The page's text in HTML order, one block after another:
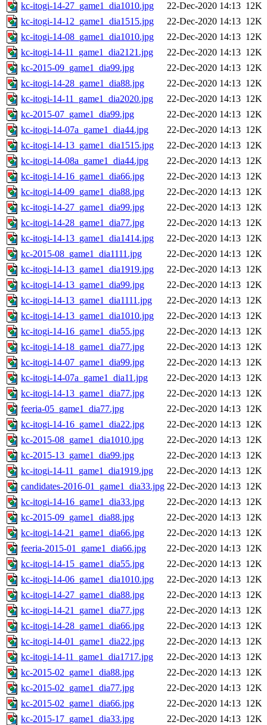
kc-itogi-14-27_game1_dia1010.jpg
22-Dec-2020 14:13 12K
kc-itogi-14-12_game1_dia1515.jpg
22-Dec-2020 14:13 12K
kc-itogi-14-08_game1_dia1010.jpg
22-Dec-2020 14:13 12K
kc-itogi-14-11_game1_dia2121.jpg
22-Dec-2020 14:13 12K
kc-2015-09_game1_dia99.jpg
22-Dec-2020 14:13 12K
kc-itogi-14-28_game1_dia88.jpg
22-Dec-2020 14:13 12K
kc-itogi-14-11_game1_dia2020.jpg
22-Dec-2020 14:13 12K
kc-2015-07_game1_dia99.jpg
22-Dec-2020 14:13 12K
kc-itogi-14-07a_game1_dia44.jpg
22-Dec-2020 14:13 12K
kc-itogi-14-13_game1_dia1515.jpg
22-Dec-2020 14:13 12K
kc-itogi-14-08a_game1_dia44.jpg
22-Dec-2020 14:13 12K
kc-itogi-14-16_game1_dia66.jpg
22-Dec-2020 14:13 12K
kc-itogi-14-09_game1_dia88.jpg
22-Dec-2020 14:13 12K
kc-itogi-14-27_game1_dia99.jpg
22-Dec-2020 14:13 12K
kc-itogi-14-28_game1_dia77.jpg
22-Dec-2020 14:13 12K
kc-itogi-14-13_game1_dia1414.jpg
22-Dec-2020 14:13 12K
kc-2015-08_game1_dia1111.jpg
22-Dec-2020 14:13 12K
kc-itogi-14-13_game1_dia1919.jpg
22-Dec-2020 14:13 12K
kc-itogi-14-13_game1_dia99.jpg
22-Dec-2020 14:13 12K
kc-itogi-14-13_game1_dia1111.jpg
22-Dec-2020 14:13 12K
kc-itogi-14-13_game1_dia1010.jpg
22-Dec-2020 14:13 12K
kc-itogi-14-16_game1_dia55.jpg
22-Dec-2020 14:13 12K
kc-itogi-14-18_game1_dia77.jpg
22-Dec-2020 14:13 12K
kc-itogi-14-07_game1_dia99.jpg
22-Dec-2020 14:13 12K
kc-itogi-14-07a_game1_dia11.jpg
22-Dec-2020 14:13 12K
kc-itogi-14-13_game1_dia77.jpg
22-Dec-2020 14:13 12K
feeria-05_game1_dia77.jpg
22-Dec-2020 14:13 12K
kc-itogi-14-16_game1_dia22.jpg
22-Dec-2020 14:13 12K
kc-2015-08_game1_dia1010.jpg
22-Dec-2020 14:13 12K
kc-2015-13_game1_dia99.jpg
22-Dec-2020 14:13 12K
kc-itogi-14-11_game1_dia1919.jpg
22-Dec-2020 14:13 12K
candidates-2016-01_game1_dia33.jpg 22-Dec-2020 14:13 12K
kc-itogi-14-16_game1_dia33.jpg
22-Dec-2020 14:13 12K
kc-2015-09_game1_dia88.jpg
22-Dec-2020 14:13 12K
kc-itogi-14-21_game1_dia66.jpg
22-Dec-2020 14:13 12K
feeria-2015-01_game1_dia66.jpg
22-Dec-2020 14:13 12K
kc-itogi-14-15_game1_dia55.jpg
22-Dec-2020 14:13 12K
kc-itogi-14-06_game1_dia1010.jpg
22-Dec-2020 14:13 12K
kc-itogi-14-27_game1_dia88.jpg
22-Dec-2020 14:13 12K
kc-itogi-14-21_game1_dia77.jpg
22-Dec-2020 14:13 12K
kc-itogi-14-28_game1_dia66.jpg
22-Dec-2020 14:13 12K
kc-itogi-14-01_game1_dia22.jpg
22-Dec-2020 14:13 12K
kc-itogi-14-11_game1_dia1717.jpg
22-Dec-2020 14:13 12K
kc-2015-02_game1_dia88.jpg
22-Dec-2020 14:13 12K
kc-2015-02_game1_dia77.jpg
22-Dec-2020 14:13 12K
kc-2015-02_game1_dia66.jpg
22-Dec-2020 14:13 12K
kc-2015-17_game1_dia33.jpg
22-Dec-2020 14:13 12K